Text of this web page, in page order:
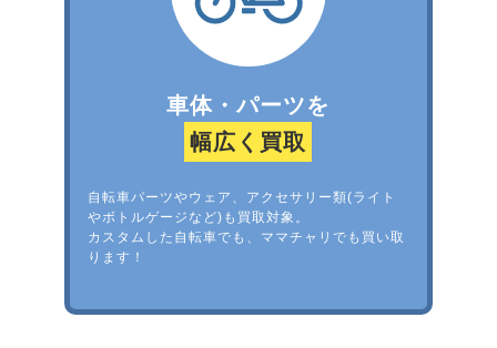
車体・パーツを
幅広く買取
自転車パーツやウェア、アクセサリー類(ライト
やボトルゲージなど)も買取対象。
カスタムした自転車でも、ママチャリでも買い取
ります！